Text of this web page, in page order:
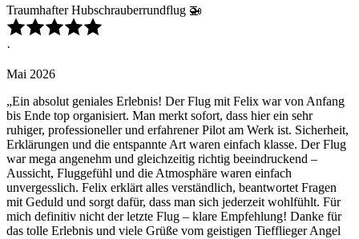
Traumhafter Hubschrauberrundflug 🚁
·
Mai 2026
„Ein absolut geniales Erlebnis! Der Flug mit Felix war von Anfang
bis Ende top organisiert. Man merkt sofort, dass hier ein sehr
ruhiger, professioneller und erfahrener Pilot am Werk ist. Sicherheit,
Erklärungen und die entspannte Art waren einfach klasse. Der Flug
war mega angenehm und gleichzeitig richtig beeindruckend –
Aussicht, Fluggefühl und die Atmosphäre waren einfach
unvergesslich. Felix erklärt alles verständlich, beantwortet Fragen
mit Geduld und sorgt dafür, dass man sich jederzeit wohlfühlt. Für
mich definitiv nicht der letzte Flug – klare Empfehlung! Danke für
das tolle Erlebnis und viele Grüße vom geistigen Tiefflieger Angel